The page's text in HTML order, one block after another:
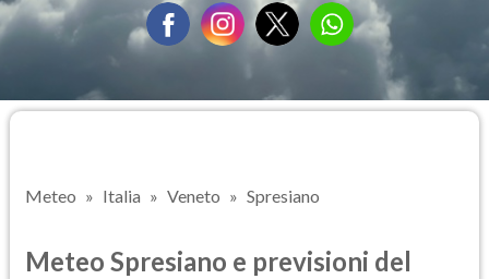
Meteo Italia Veneto Spresiano
Meteo Spresiano e previsioni del